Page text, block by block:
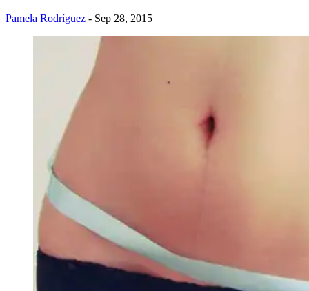
Pamela Rodríguez - Sep 28, 2015